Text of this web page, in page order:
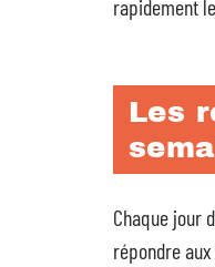
rapidement
Les
Chaque jour
répondre